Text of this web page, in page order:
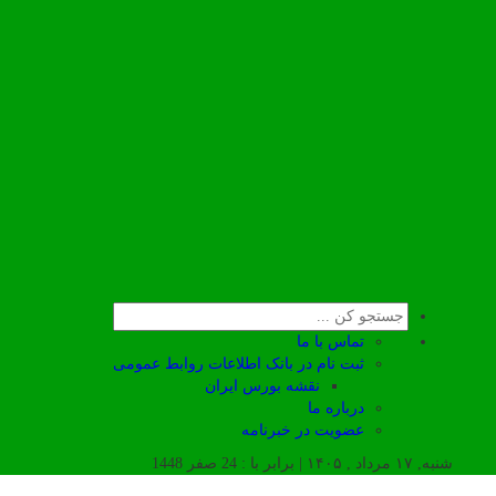
تماس با ما
ثبت نام در بانک اطلاعات روابط عمومی
نقشه بورس ایران
درباره ما
عضويت در خبرنامه
شنبه, ۱۷ مرداد , ۱۴۰۵ | برابر با : 24 صفر 1448